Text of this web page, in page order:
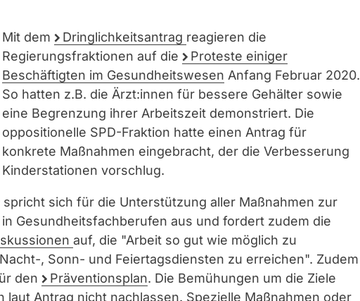
Mit dem Dringlichkeitsantrag reagieren die
Regierungsfraktionen auf die
Proteste einiger
Beschäftigten im Gesundheitswesen Anfang Februar 2020.
So hatten z.B. die Ärzt:innen für bessere Gehälter sowie
eine Begrenzung ihrer Arbeitszeit demonstriert. Die
oppositionelle SPD-Fraktion hatte einen Antrag für
konkrete Maßnahmen eingebracht, der die Verbesserung
vorschlug.
sich für die Unterstützung aller Maßnahmen zur
Gesundheitsfachberufen aus und fordert zudem die
auf, die "Arbeit so gut wie möglich zu
, Sonn- und Feiertagsdiensten zu erreichen". Zudem
den
Präventionsplan. Die Bemühungen um die Ziele
laut Antrag nicht nachlassen. Spezielle Maßnahmen oder